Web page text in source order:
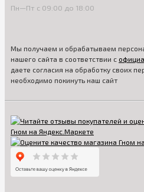
Пн—Пт с 09:00 до 18:00
Мы получаем и обрабатываем
нашего сайта в соответствии с
даете согласия на обработку своих
необходимо покинуть наш сайт